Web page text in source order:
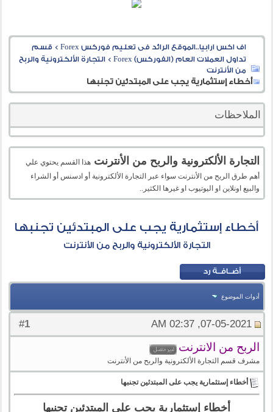
اف اكس ارابيا..الموقع الرائد فى تعليم فوركس Forex > قسم
تداول العملات العام (الفوركس) Forex
>التجارة الألكترونية والربح
من الأنترنت
أخطاء إستثمارية يجب على المبتدئين تجنبها
الملاحظات
التجارة الألكترونية والربح من الأنترنت هذا القسم يحتوي علي
أهم طرق الربح من الأنترنت سواء عبر التجارة الألكترونية أو ادسنس أو الشراء
والبيع اونلاين او اليوتيوب او غيرها الكثير..
أخطاء إستثمارية يجب على المبتدئين تجنبها
التجارة الألكترونية والربح من الأنترنت
أدوات الموضوع
#
1 07-05-2021, 02:37 AM
الربح من الانترنت
مشرف قسم التجارة الألكترونية والربح من الأنترنت
أخطاء إستثمارية يجب على المبتدئين تجنبها
أخطاء إستثمارية يجب على المبتدئين تجنبها